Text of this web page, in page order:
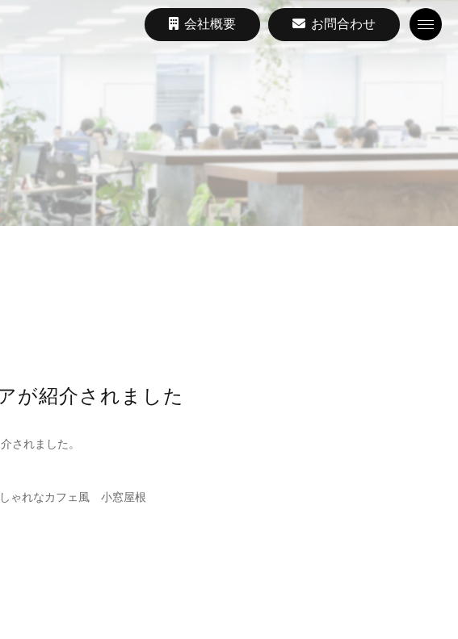
会社概要 お問合わせ
が紹介されました
されました。
しゃれなカフェ風 小窓屋根